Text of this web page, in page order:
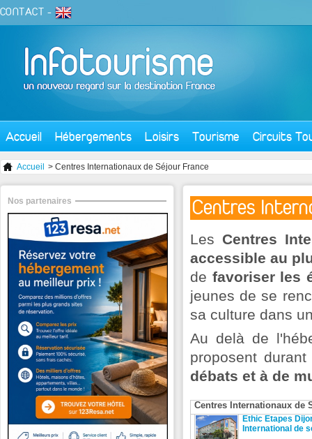
CONTACT -
Accueil Hébergements Loisirs Tourisme Circuits
Accueil > Centres Internationaux de Séjour France
Centres
Les Centres
accessible au
de favoriser les
jeunes de se
sa culture dans
Au delà de
proposent
débats et à de
Centres Internationaux de
Ethic Etapes
International de
Nos partenaires